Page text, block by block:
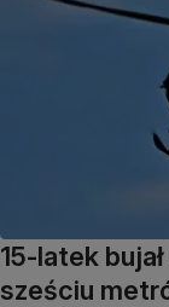
15-latek
sześciu